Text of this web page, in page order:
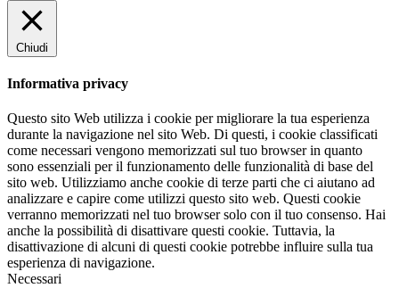
Chiudi
Informativa privacy
Questo sito Web utilizza i cookie per migliorare la tua esperienza
durante la navigazione nel sito Web. Di questi, i cookie classificati
come necessari vengono memorizzati sul tuo browser in quanto
sono essenziali per il funzionamento delle funzionalità di base del
sito web. Utilizziamo anche cookie di terze parti che ci aiutano ad
analizzare e capire come utilizzi questo sito web. Questi cookie
verranno memorizzati nel tuo browser solo con il tuo consenso. Hai
anche la possibilità di disattivare questi cookie. Tuttavia, la
disattivazione di alcuni di questi cookie potrebbe influire sulla tua
esperienza di navigazione.
Necessari